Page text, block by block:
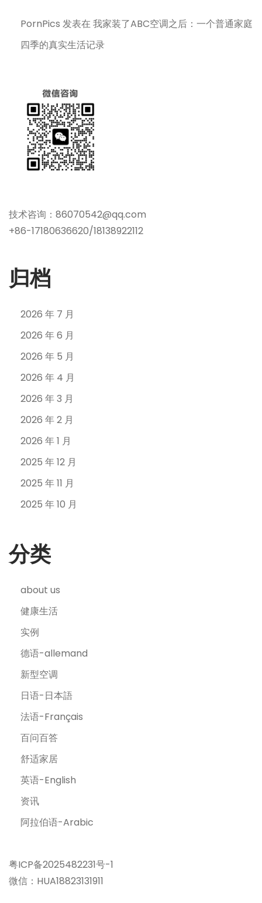
PornPics 发表在我家装了ABC空调之后：一个普通家庭
四季的真实生活记录
技术咨询：86070542@qq.com
+86-17180636620/18138922112
归档
2026 年 7 月
2026 年 6 月
2026 年 5 月
2026 年 4 月
2026 年 3 月
2026 年 2 月
2026 年 1 月
2025 年 12 月
2025 年 11 月
2025 年 10 月
分类
about us
健康生活
实例
德语-allemand
新型空调
日语-日本語
法语-Français
百问百答
舒适家居
英语-English
资讯
阿拉伯语-Arabic
粤ICP备2025482231号-1
微信：HUA18823131911